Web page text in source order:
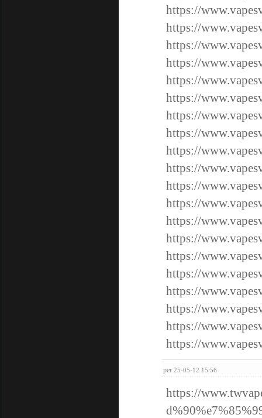
https://
https://
https://
https://
https://
https://
https://
https://
https://
https://
https://
https://
https://
https://
https://
https://
https://
https://
https://
https://
per 25-05-12 15:56
https://